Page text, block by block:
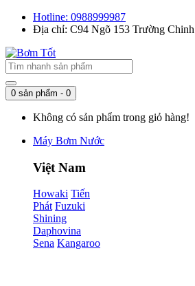
Hotline: 0988999987
Địa chỉ: C94 Ngõ 153 Trường
0 sản phẩm - 0
Không có sản phẩm trong giỏ hàng!
Máy Bơm Nước
Việt Nam
Howaki Tiến
Phát Fuzuki
Shining
Daphovina
Sena Kangaroo